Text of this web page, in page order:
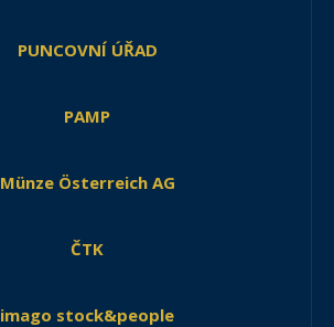
PUNCOVNÍ ÚŘAD
PAMP
Münze Österreich AG
ČTK
imago stock&people